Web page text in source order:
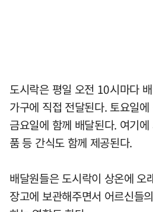
도시락은 평일 오전 10시마다
가구에 직접 전달된다. 토요일
금요일에 함께 배달된다. 여기
품 등 간식도 함께 제공된다.
배달원들은 도시락이 상온에 오
장고에 보관해주면서 어르신들